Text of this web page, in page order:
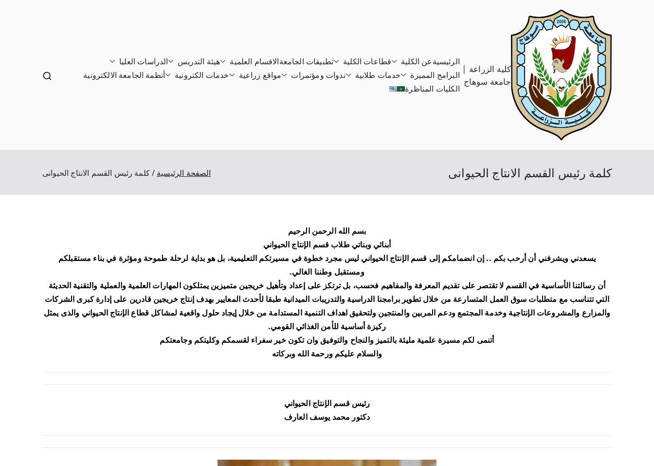
كلية الزراعة |
جامعة سوهاج
الرئيسيةعن الكلية قطاعات الكلية تطبيقات الجامعةالاقسام العلمية هيئة التدريس
الدراسات العليا
البرامج المميزة
خدمات طلابية ندوات ومؤتمرات مواقع زراعية خدمات الكترونية
أنظمة الجامعة الالكترونية
الكليات المناظرة
كلمة رئيس القسم الانتاج الحيوانى الصفحة الرئيسية كلمة رئيس القسم الانتاج الحيوانى
بسم الله الرحمن الرحيم
أبنائي وبناتي طلاب قسم الإنتاج الحيواني
يسعدني ويشرفني أن أرحب بكم .. إن انضمامكم إلى قسم الإنتاج الحيواني ليس مجرد خطوة في مسيرتكم التعليمية، بل هو بداية لرحلة طموحة ومؤثرة في بناء مستقبلكم
ومستقبل وطننا الغالي.
أن رسالتنا الأساسية في القسم لا تقتصر على تقديم المعرفة والمفاهيم فحسب، بل ترتكز على إعداد وتأهيل خريجين متميزين يمتلكون المهارات العلمية والعملية والتقنية الحديثة
التي تتناسب مع متطلبات سوق العمل المتسارعة من خلال تطوير برامجنا الدراسية والتدريبات الميدانية طبقا لأحدث المعايير بهدف إنتاج خريجين قادرين على إدارة كبرى الشركات
والمزارع والمشروعات الإنتاجية وخدمة المجتمع ودعم المربين والمنتجين ولتحقيق اهداف التنمية المستدامة من خلال إيجاد حلول واقعية لمشاكل قطاع الإنتاج الحيواني والذى يمثل
ركيزة أساسية للأمن الغذائي القومي.
أتنمى لكم مسيرة علمية مليئة بالتميز والنجاح والتوفيق وان تكون خير سفراء لقسمكم وكليتكم وجامعتكم
والسلام عليكم ورحمة الله وبركاته
رئيس قسم الإنتاج الحيواني
دكتور محمد يوسف العارف